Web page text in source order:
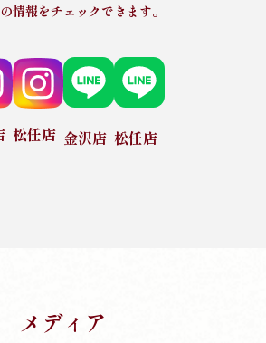
情報をチェックできます。
松任店 金沢店 松任店
メディア